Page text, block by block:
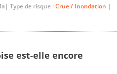
Type de risque :Crue / Inondation |
est-elle encore